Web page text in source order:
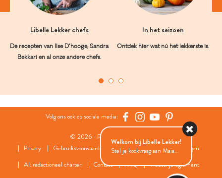
Libelle Lekker chefs
De recepten van Ilse D’hooge, Sandra
Bekkari en al onze andere chefs.
In het seizoen
Ontdek hier wat nú het lekkerste is.
Volg ons ook op sociale media:
© 2026 - Roularta Media Group
Privacy
Gebruiksvoorwaarden Cookies
Cookies instellingen
AI: redactioneel charter
Contact FAQ
Wedstrijdreglement
Welkom bij Libelle Lekker!
Stel je kookvraag aan Maia...